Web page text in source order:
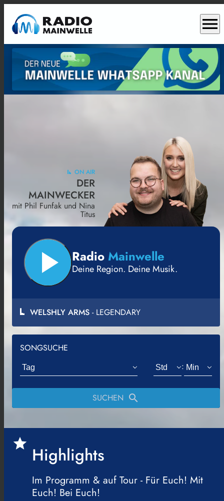
menu
ON AIR
DER
MAINWECKER
mit Phil Funfak und Nina
Titus
play_arrow Radio Mainwelle
Deine Region. Deine Musik.
WELSHLY ARMS- LEGENDARY
SONGSUCHE
:
SUCHEN search
04:43
WELSHLY ARMS
LEGENDARY
04:38
BEAUTIFUL LIFE
star
Highlights
Im Programm & auf Tour - Für Euch! Mit
Euch! Bei Euch!